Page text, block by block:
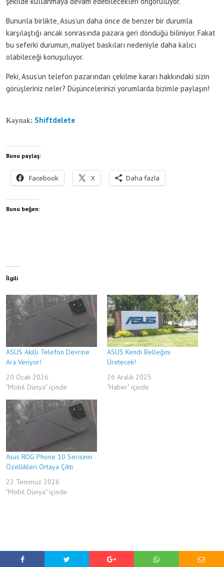
Bununla birlikte, Asus’un daha önce de benzer bir durumla
karşılaştığı ancak sonrasında pazara geri döndüğü biliniyor. Fakat
bu seferki durumun, maliyet baskıları nedeniyle daha kalıcı
olabileceği konuşuluyor.
Peki, Asus’un telefon pazarından çekilme kararı hakkındaki sizin
görüşleriniz neler? Düşüncelerinizi yorumlarda bizimle paylaşın!
Kaynak: Shiftdelete
Bunu paylaş:
Facebook X Daha fazla
Bunu beğen:
İlgili
ASUS Akıllı Telefon Devrine
Ara Veriyor!
20 Ocak 2026
"Mobil Dünya" içinde
ASUS Kendi Belleğini
Üretecek!
26 Aralık 2025
"Haber" içinde
Asus ROG Phone 10 Serisinin
Özellikleri Ortaya Çıktı
22 Temmuz 2026
"Mobil Dünya" içinde